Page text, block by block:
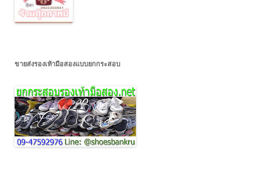
ขายส่งรองเท้ามือสองแบบยกกระสอบ